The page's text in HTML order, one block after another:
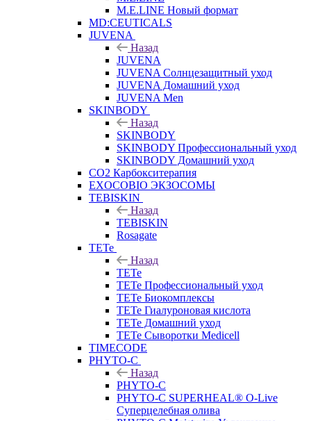
M.E.LINE Новый формат
MD:CEUTICALS
JUVENA
Назад
JUVENA
JUVENA Солнцезащитный уход
JUVENA Домашний уход
JUVENA Men
SKINBODY
Назад
SKINBODY
SKINBODY Профессиональный уход
SKINBODY Домашний уход
CO2 Карбокситерапия
EXOCOBIO ЭКЗОСОМЫ
TEBISKIN
Назад
TEBISKIN
Rosagate
TETe
Назад
TETe
TETe Профессиональный уход
TETe Биокомплексы
TETe Гиалуроновая кислота
TETe Домашний уход
TETe Сыворотки Medicell
TIMECODE
PHYTO-C
Назад
PHYTO-C
PHYTO-C SUPERHEAL® O-Live
Суперцелебная олива